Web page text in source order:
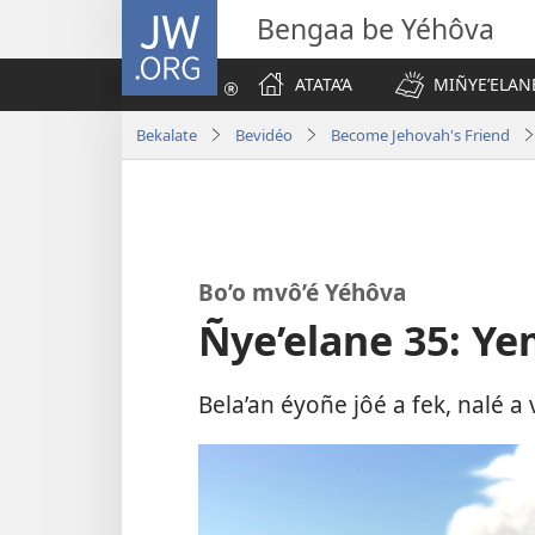
JW.ORG Bengaa be Yéhôva
ATATA’A
Bekalate Bevidéo Become Jehovah's Friend
Bo’o mvô’é Yéhôva
Ñye’elane 35:
Bela’an éyoñe jôé a fek, nalé